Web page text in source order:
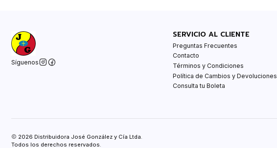
Síguenos
SERVICIO AL CLIENTE
Preguntas Frecuentes
Contacto
Términos y Condiciones
Política de Cambios y Devoluciones
Consulta tu Boleta
2026 Distribuidora José González y Cía Ltda.
Todos los derechos reservados.